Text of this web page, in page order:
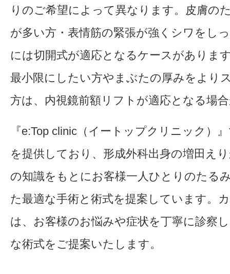
りのご希望によって異なります。皮膚の
が多い方・表情筋の緊張が強くシワをし
には切開式が適応となるケースがありま
最小限にしたい方やまぶたの厚みをより
方は、内視鏡前額リフトが適応となる場
『e:Top clinic（イートップクリニック）
を提供しており、形成外科出身の増田え
の知識をもとにお客様一人ひとりのたる
た最適な手術と術式を提案しています。
は、お客様のお悩みや症状を丁寧に診察
な術式をご提案いたします。